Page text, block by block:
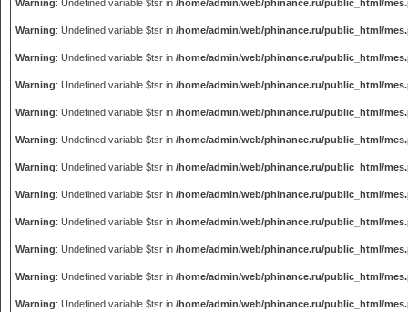
Warning: Undefined variable $tsr in /home/admin/web/phinance.ru/public_html/
Warning: Undefined variable $tsr in /home/admin/web/phinance.ru/public_html/
Warning: Undefined variable $tsr in /home/admin/web/phinance.ru/public_html/
Warning: Undefined variable $tsr in /home/admin/web/phinance.ru/public_html/
Warning: Undefined variable $tsr in /home/admin/web/phinance.ru/public_html/
Warning: Undefined variable $tsr in /home/admin/web/phinance.ru/public_html/
Warning: Undefined variable $tsr in /home/admin/web/phinance.ru/public_html/
Warning: Undefined variable $tsr in /home/admin/web/phinance.ru/public_html/
Warning: Undefined variable $tsr in /home/admin/web/phinance.ru/public_html/
Warning: Undefined variable $tsr in /home/admin/web/phinance.ru/public_html/
Warning: Undefined variable $tsr in /home/admin/web/phinance.ru/public_html/
Warning: Undefined variable $tsr in /home/admin/web/phinance.ru/public_html/